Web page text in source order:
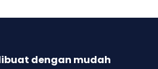
dengan mudah